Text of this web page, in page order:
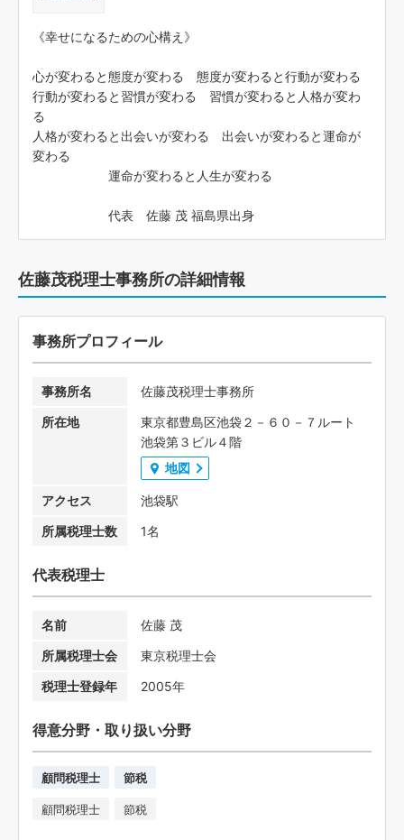
《幸せになるための心構え》
心が変わると態度が変わる 態度が変わると行動が変わる
行動が変わると習慣が変わる 習慣が変わると人格が変わ
る
人格が変わると出会いが変わる 出会いが変わると運命が
変わる
運命が変わると人生が変わる
代表 佐藤 茂 福島県出身
佐藤茂税理士事務所の詳細情報
事務所プロフィール
事務所名
佐藤茂税理士事務所
所在地
東京都豊島区池袋２－６０－７ルート
池袋第３ビル４階
地図
アクセス
池袋駅
所属税理士数
1名
代表税理士
名前
佐藤 茂
所属税理士会
東京税理士会
税理士登録年
2005年
得意分野・取り扱い分野
顧問税理士 節税
顧問税理士 節税